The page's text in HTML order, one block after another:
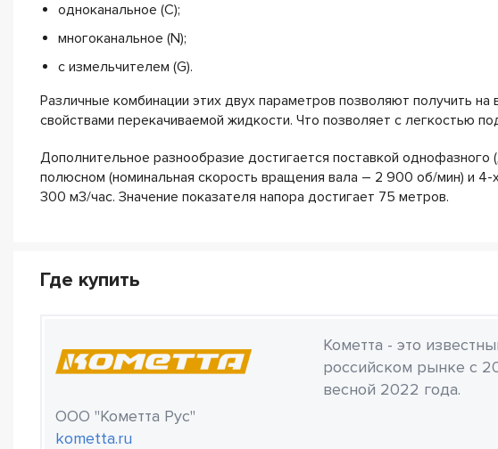
одноканальное (C);
многоканальное (N);
с измельчителем (G).
Различные комбинации этих двух параметров позволяют получить
свойствами перекачиваемой жидкости. Что позволяет с легкостью
Дополнительное разнообразие достигается поставкой
полюсном (номинальная скорость вращения вала – 2 900 об/мин) и
300 м3/час. Значение показателя напора достигает 75 метров.
Где купить
ООО "Кометта Рус"
kometta.ru
Кометта - это
российском рынке с
весной 2022 года.